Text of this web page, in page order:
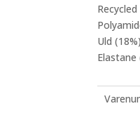
Uld (18%)
Elastane